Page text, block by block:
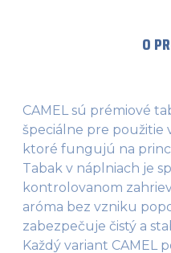
O
CAMEL sú prémiové
špeciálne pre použitie
ktoré fungujú na
Tabak v náplniach je
kontrolovanom
aróma bez vzniku
zabezpečuje čistý a
Každý variant CAMEL